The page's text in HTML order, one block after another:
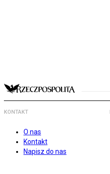
KONTAKT
O nas
Kontakt
Napisz do nas